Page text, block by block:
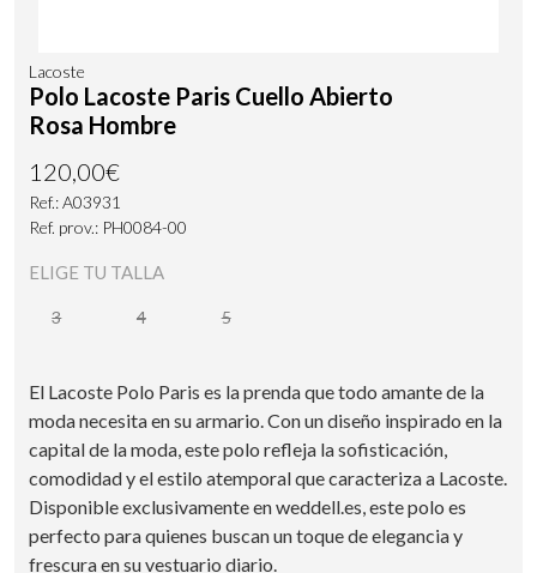
Lacoste
Polo Lacoste Paris Cuello Abierto
Rosa Hombre
120,00€
Ref.: A03931
Ref. prov.: PH0084-00
ELIGE TU TALLA
3 4 5
El Lacoste Polo Paris es la prenda que todo amante de la
moda necesita en su armario. Con un diseño inspirado en la
capital de la moda, este polo refleja la sofisticación,
comodidad y el estilo atemporal que caracteriza a Lacoste.
Disponible exclusivamente en weddell.es, este polo es
perfecto para quienes buscan un toque de elegancia y
frescura en su vestuario diario.